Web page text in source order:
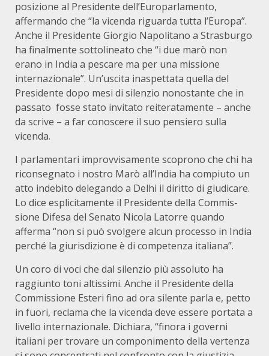
posizione al Presidente dell’Europarlamento,
affermando che “la vicenda riguarda tutta l’Euro­pa”.
Anche il Presidente Giorgio Napolitano a Strasburgo
ha finalmente sottolineato che “i due marò non
erano in India a pesca­re ma per una missione
internaziona­le”. Un’uscita inaspettata quella del
Presidente dopo mesi di silenzio nonostante che in
passato fosse stato invitato reiteratamente – anche
da scrive – a far conoscere il suo pensiero sulla
vicenda.
I parlamentari improvvisamente scoprono che chi ha
riconsegnato i nostro Marò all’India ha compiuto un
atto indebito delegando a Delhi il diritto di giudicare.
Lo dice esplicitamente il Presidente della Commis­
sione Difesa del Senato Nicola Latorre quando
afferma “non si può svol­gere alcun processo in India
perché la giurisdizione è di competenza italia­na”.
Un coro di voci che dal silenzio più assoluto ha
raggiunto toni altissimi. Anche il Presidente della
Commissione Esteri fino ad ora silente parla e, petto
in fuori, reclama che la vicenda deve essere portata a
livello internazionale. Dichiara, “finora i governi
italiani per trovare un componimento della vertenza